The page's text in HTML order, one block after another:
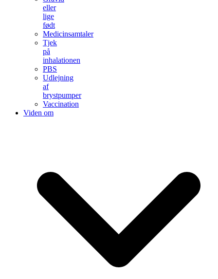
eller
lige
født
Medicinsamtaler
Tjek
på
inhalationen
PBS
Udlejning
af
brystpumper
Vaccination
Viden om